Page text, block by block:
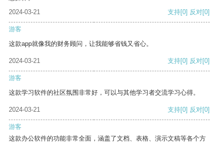
2024-03-21
支持[0] 反对[0]
游客
这款app就像我的财务顾问，让我能够省钱又省心。
2024-03-21 支持[0] 反对[0]
游客
这款学习软件的社区氛围非常好，可以与其他学习者交流学习心得。
2024-03-21 支持[0] 反对[0]
游客
这款办公软件的功能非常全面，涵盖了文档、表格、演示文稿等各个方